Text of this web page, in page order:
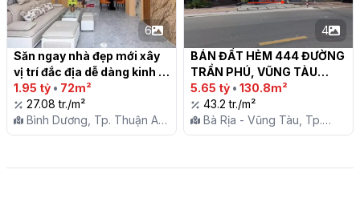
6
Săn ngay nhà đẹp mới xây
vị trí đắc địa dễ dàng kinh
doanh buôn bán
1.95 tỷ • 72m²
27.08 tr./m²
Bình Dương, Tp. Thuận An,
P. An Phú
4
BÁN ĐẤT HẺM 444 ĐƯỜNG
TRẦN PHÚ, VŨNG TÀU
5.65 tỷ • 130.8m²
43.2 tr./m²
Bà Rịa - Vũng Tàu, Tp.
Vũng Tàu, P. 5